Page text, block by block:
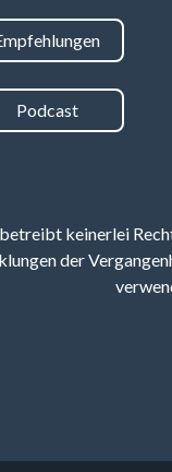
Podcast
keinerlei
der